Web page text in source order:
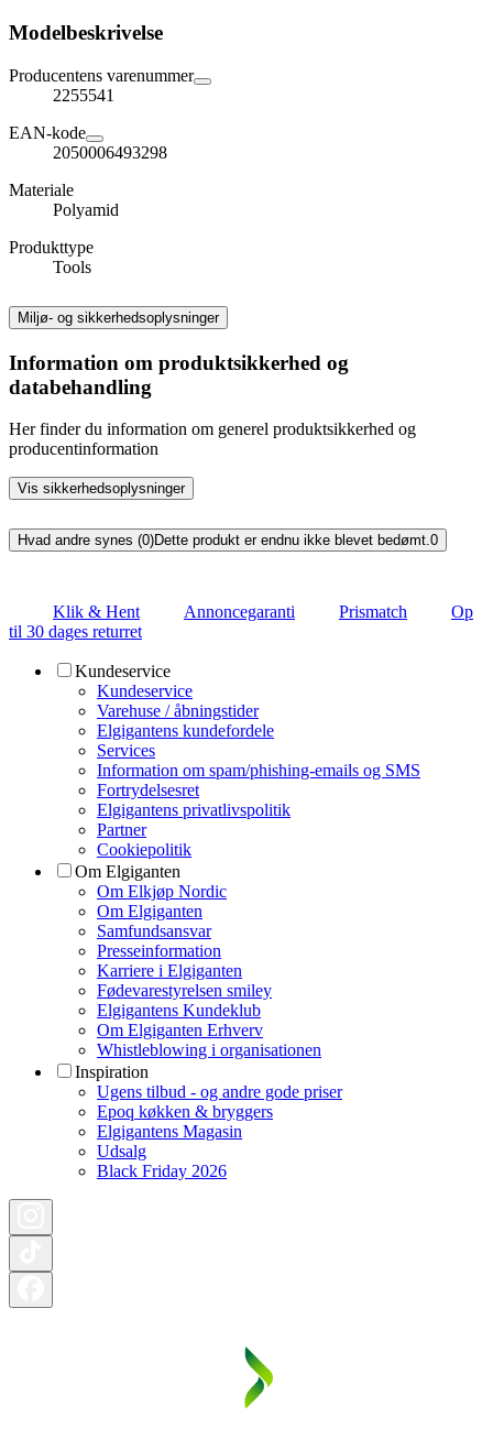
Modelbeskrivelse
Producentens varenummer
2255541
EAN-kode
2050006493298
Materiale
Polyamid
Produkttype
Tools
Miljø- og sikkerhedsoplysninger
Information om produktsikkerhed og
databehandling
Her finder du information om generel produktsikkerhed og
producentinformation
Vis sikkerhedsoplysninger
Hvad andre synes (0)Dette produkt er endnu ikke blevet bedømt.0
Klik & Hent Annoncegaranti Prismatch
Op
til 30 dages returret
Kundeservice
Kundeservice
Varehuse / åbningstider
Elgigantens kundefordele
Services
Information om spam/phishing-emails og SMS
Fortrydelsesret
Elgigantens privatlivspolitik
Partner
Cookiepolitik
Om Elgiganten
Om Elkjøp Nordic
Om Elgiganten
Samfundsansvar
Presseinformation
Karriere i Elgiganten
Fødevarestyrelsen smiley
Elgigantens Kundeklub
Om Elgiganten Erhverv
Whistleblowing i organisationen
Inspiration
Ugens tilbud - og andre gode priser
Epoq køkken & bryggers
Elgigantens Magasin
Udsalg
Black Friday 2026